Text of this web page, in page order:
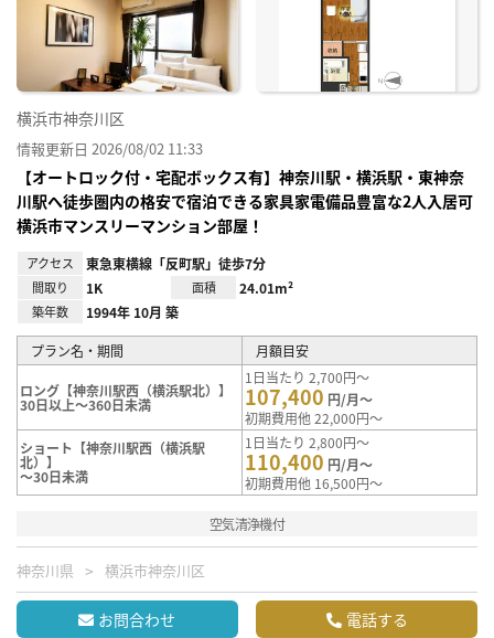
横浜市神奈川区
情報更新日 2026/08/02 11:33
【オートロック付・宅配ボックス有】神奈川駅・横浜駅・東神奈
川駅へ徒歩圏内の格安で宿泊できる家具家電備品豊富な2人入居可
横浜市マンスリーマンション部屋！
アクセス 東急東横線「反町駅」徒歩7分
間取り 1K 面積 24.01m²
築年数 1994年 10月 築
プラン名・期間 月額目安
ロング【神奈川駅西（横浜駅北）】
30日以上～360日未満
1日当たり 2,700円～
107,400 円/月～
初期費用他 22,000円～
ショート【神奈川駅西（横浜駅
北）】
～30日未満
1日当たり 2,800円～
110,400 円/月～
初期費用他 16,500円～
空気清浄機付
神奈川県 横浜市神奈川区
お問合わせ 電話する